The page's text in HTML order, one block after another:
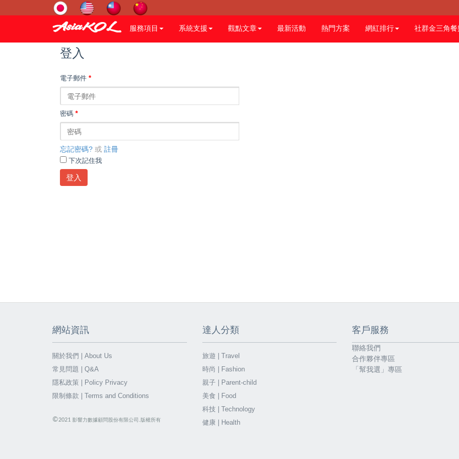
服務項目 系統支援 觀點文章 最新活動 熱門方案 網紅排行 社群金三角
登入
電子郵件 *
密碼 *
忘記密碼? 或 註冊
下次記住我
登入
網站資訊
關於我們 | About Us
常見問題 | Q&A
隱私政策 | Policy Privacy
限制條款 | Terms and Conditions
©2021 影響力數據顧問股份有限公司.版權所有
達人分類
旅遊 | Travel
時尚 | Fashion
親子 | Parent-child
美食 | Food
科技 | Technology
健康 | Health
客戶服務
聯絡我們
合作夥伴專區
「幫我選」專區